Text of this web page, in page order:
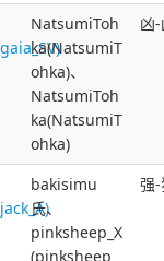
NatsumiToh
ka(NatsumiT
ohka)、
NatsumiToh
ka(NatsumiT
ohka)
凶-
bakisimu
氏、
pinksheep_X
(pinksheep_
强